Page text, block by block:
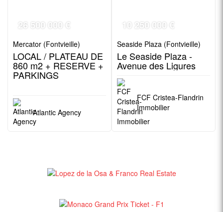
26 500 000 €
Mercator (Fontvieille)
LOCAL / PLATEAU DE
860 m2 + RESERVE +
PARKINGS
Atlantic Agency
10 250 000 €
Seaside Plaza (Fontvieille)
Le Seaside Plaza -
Avenue des Ligures
FCF Cristea-Flandrin
Immobilier